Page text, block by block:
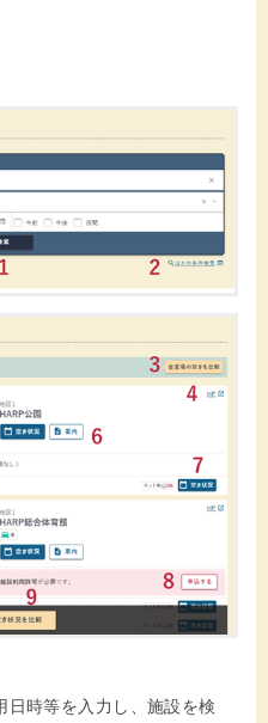
日時等を入力し、施設を検